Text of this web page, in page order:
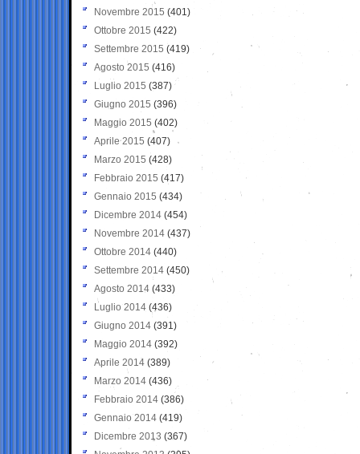
Novembre 2015 (401)
Ottobre 2015 (422)
Settembre 2015 (419)
Agosto 2015 (416)
Luglio 2015 (387)
Giugno 2015 (396)
Maggio 2015 (402)
Aprile 2015 (407)
Marzo 2015 (428)
Febbraio 2015 (417)
Gennaio 2015 (434)
Dicembre 2014 (454)
Novembre 2014 (437)
Ottobre 2014 (440)
Settembre 2014 (450)
Agosto 2014 (433)
Luglio 2014 (436)
Giugno 2014 (391)
Maggio 2014 (392)
Aprile 2014 (389)
Marzo 2014 (436)
Febbraio 2014 (386)
Gennaio 2014 (419)
Dicembre 2013 (367)